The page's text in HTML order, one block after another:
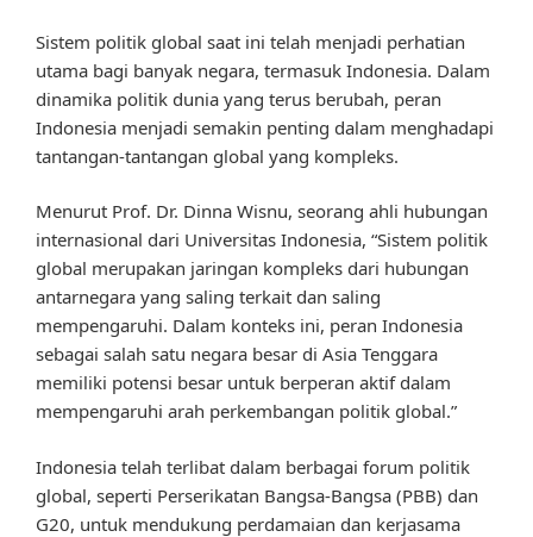
Sistem politik global saat ini telah menjadi perhatian
utama bagi banyak negara, termasuk Indonesia. Dalam
dinamika politik dunia yang terus berubah, peran
Indonesia menjadi semakin penting dalam menghadapi
tantangan-tantangan global yang kompleks.
Menurut Prof. Dr. Dinna Wisnu, seorang ahli hubungan
internasional dari Universitas Indonesia, “Sistem politik
global merupakan jaringan kompleks dari hubungan
antarnegara yang saling terkait dan saling
mempengaruhi. Dalam konteks ini, peran Indonesia
sebagai salah satu negara besar di Asia Tenggara
memiliki potensi besar untuk berperan aktif dalam
mempengaruhi arah perkembangan politik global.”
Indonesia telah terlibat dalam berbagai forum politik
global, seperti Perserikatan Bangsa-Bangsa (PBB) dan
G20, untuk mendukung perdamaian dan kerjasama